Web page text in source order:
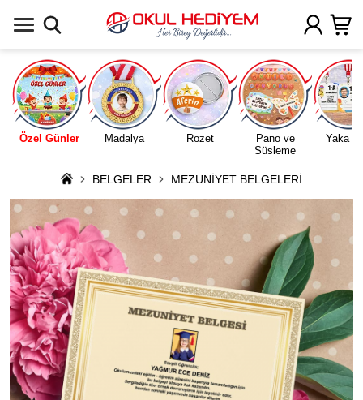
Özel Günler Madalya Rozet
Pano ve
Süsleme
Yaka
BELGELER MEZUNİYET BELGELERİ
Uygulamada Aç